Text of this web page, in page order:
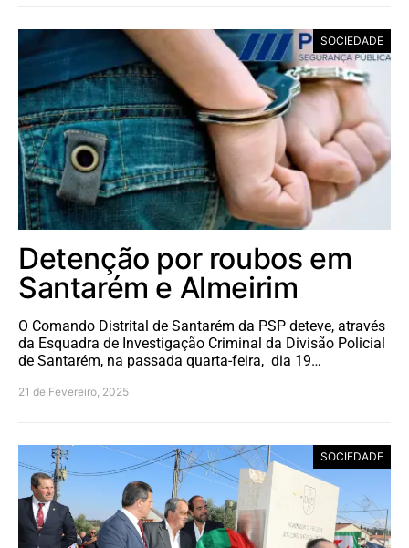
SOCIEDADE
Detenção por roubos em
Santarém e Almeirim
O Comando Distrital de Santarém da PSP deteve, através
da Esquadra de Investigação Criminal da Divisão Policial
de Santarém, na passada quarta-feira, dia 19…
21 de Fevereiro, 2025
SOCIEDADE